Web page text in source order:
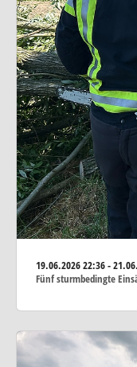
19.06.202622:36 -
Fünf sturmbedingte